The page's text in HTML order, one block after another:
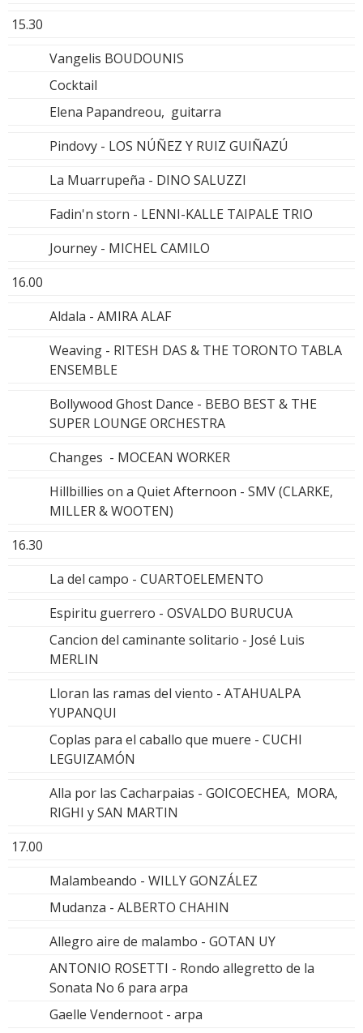
15.30
Vangelis BOUDOUNIS
Cocktail
Elena Papandreou, guitarra
Pindovy - LOS NÚÑEZ Y RUIZ GUIÑAZÚ
La Muarrupeña - DINO SALUZZI
Fadin'n storn - LENNI-KALLE TAIPALE TRIO
Journey - MICHEL CAMILO
16.00
Aldala - AMIRA ALAF
Weaving - RITESH DAS & THE TORONTO TABLA
ENSEMBLE
Bollywood Ghost Dance - BEBO BEST & THE
SUPER LOUNGE ORCHESTRA
Changes - MOCEAN WORKER
Hillbillies on a Quiet Afternoon - SMV (CLARKE,
MILLER & WOOTEN)
16.30
La del campo - CUARTOELEMENTO
Espiritu guerrero - OSVALDO BURUCUA
Cancion del caminante solitario - José Luis
MERLIN
Lloran las ramas del viento - ATAHUALPA
YUPANQUI
Coplas para el caballo que muere - CUCHI
LEGUIZAMÓN
Alla por las Cacharpaias - GOICOECHEA, MORA,
RIGHI y SAN MARTIN
17.00
Malambeando - WILLY GONZÁLEZ
Mudanza - ALBERTO CHAHIN
Allegro aire de malambo - GOTAN UY
ANTONIO ROSETTI - Rondo allegretto de la
Sonata No 6 para arpa
Gaelle Vendernoot - arpa